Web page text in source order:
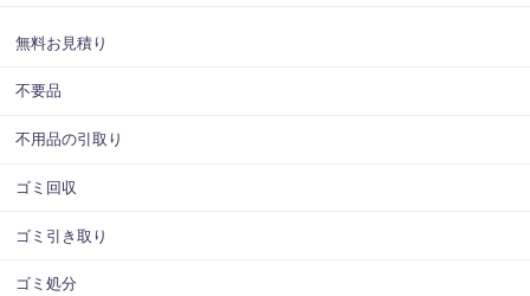
無料お見積り
不要品
不用品の引取り
ゴミ回収
ゴミ引き取り
ゴミ処分